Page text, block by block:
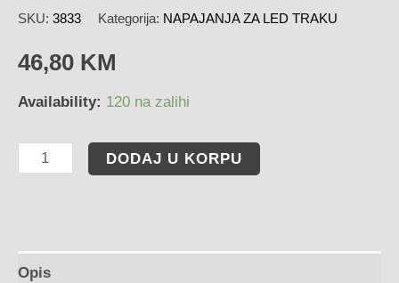
SKU: 3833 Kategorija: NAPAJANJA ZA LED TRAKU
46,80 KM
Availability: 120 na zalihi
DODAJ U KORPU
Opis